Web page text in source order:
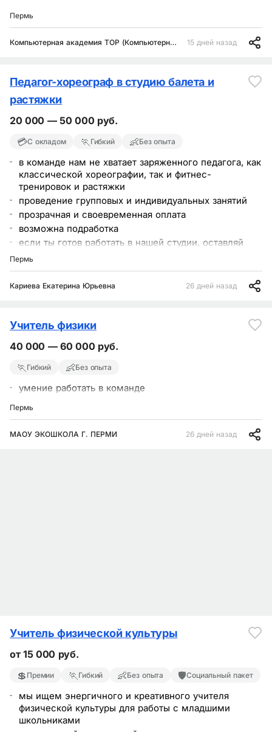
половина дня - проведение занятий по ФГОС, вторая
половина дня - проведение дополнительных
развивающих занятий (IT-технологии:
приложений, 3D-моделирование, фото и видео
прогрессивный подход к обучению, вовлекающий
детей в процесс обучения
Пермь
Компьютерная академия TOP (Компьютерная Академия ТОП) 15 дней назад
Педагог-хореограф в студию балета и
растяжки
20 000 — 50 000 руб.
💳С окладом 🏃 Гибкий 👶Без опыта
в команде нам не хватает заряженного педагога, как
классической хореографии, так и фитнес-
тренировок и растяжки
проведение групповых и индивидуальных занятий
прозрачная и своевременная оплата
возможна подработка
если ты готов работать в нашей студии, оставляй
свой отклик прямо сейчас
Пермь
Кариева Екатерина Юрьевна 26 дней назад
Учитель физики
40 000 — 60 000 руб.
🏃 Гибкий 👶Без опыта
умение работать в команде
Пермь
МАОУ ЭКОШКОЛА Г. ПЕРМИ 26 дней назад
Учитель физической культуры
от 15 000 руб.
💲 Премии 🏃 Гибкий 👶Без опыта 🛡️Социальный пакет
мы ищем энергичного и креативного учителя
физической культуры для работы с младшими
школьниками